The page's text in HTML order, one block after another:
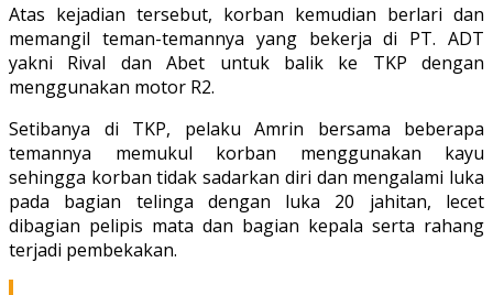
Atas kejadian tersebut, korban kemudian berlari dan
memangil teman-temannya yang bekerja di PT. ADT
yakni Rival dan Abet untuk balik ke TKP dengan
menggunakan motor R2.
Setibanya di TKP, pelaku Amrin bersama beberapa
temannya memukul korban menggunakan kayu
sehingga korban tidak sadarkan diri dan mengalami luka
pada bagian telinga dengan luka 20 jahitan, lecet
dibagian pelipis mata dan bagian kepala serta rahang
terjadi pembekakan.